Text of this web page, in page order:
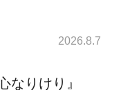
2026.8.7
なりけり』